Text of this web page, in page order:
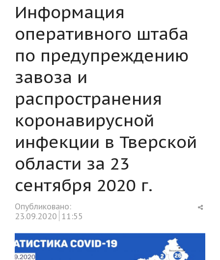
Информация
оперативного штаба
по предупреждению
завоза и
распространения
коронавирусной
инфекции в Тверской
области за 23
сентября 2020 г.
Опубликовано:
23.09.2020 11:55